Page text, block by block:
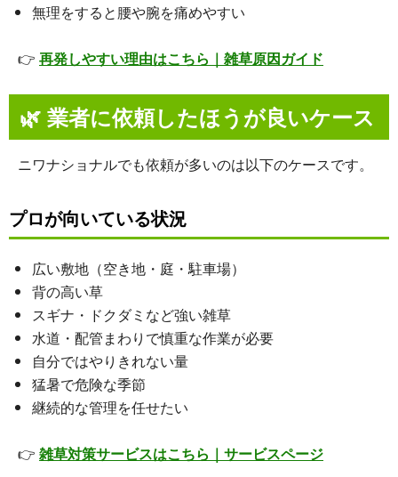
無理をすると腰や腕を痛めやすい
👉 再発しやすい理由はこちら｜雑草原因ガイド
🌿 業者に依頼したほうが良いケース
ニワナショナルでも依頼が多いのは以下のケースです。
プロが向いている状況
広い敷地（空き地・庭・駐車場）
背の高い草
スギナ・ドクダミなど強い雑草
水道・配管まわりで慎重な作業が必要
自分ではやりきれない量
猛暑で危険な季節
継続的な管理を任せたい
👉 雑草対策サービスはこちら｜サービスページ